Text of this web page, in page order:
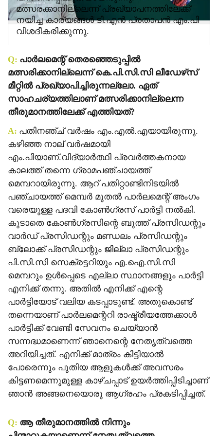
മത്സരക്കാനില്ലെന്ന് പ്രഖ്യാപനത്തിലേക്ക്
നയിച്ച കാര്യങ്ങള്‍ ടി.എന്‍ പ്രതാപന്‍ എം.പി
വിശദീകരിക്കുന്നു.
Q: പാര്‍ലമെന്റ് തെരഞ്ഞെടുപ്പില്‍
മത്സരിക്കാനില്ലെന്ന് കെ.പി.സി.സി ലീഡേഴ്‌സ്
മീറ്റില്‍ പ്രഖ്യാപിച്ചിരുന്നല്ലോ. ഏത്
സാഹചര്യത്തിലാണ് മത്സരിക്കാനില്ലെന്ന
തീരുമാനത്തിലേക്ക് എത്തിയത്?
A: പതിനഞ്ച് വര്‍ഷം എം.എല്‍.എയായിരുന്നു.
കഴിഞ്ഞ നാല് വര്‍ഷമായി
എം.പിയാണ്.വിദ്യാര്‍ത്ഥി പ്രവര്‍ത്തകനായ
കാലത്ത് തന്നെ ഗ്രാമപഞ്ചായത്ത്
മെമ്പറായിരുന്നു. ആറ് പതിറ്റാണ്ടിനിടയില്‍
പഞ്ചായത്ത് മെമ്പര്‍ മുതല്‍ പാര്‍ലമെന്റ് അംഗം
വരെയുള്ള പദവി കോണ്‍ഗ്രസ് പാര്‍ട്ടി നല്‍കി.
കൂടാതെ കോണ്‍ഗ്രസിന്റെ ബൂത്ത് പ്രസിഡന്റും
വാര്‍ഡ് പ്രസിഡന്റും മണ്ഡലം പ്രസിഡന്റും
ബ്ലോക്ക് പ്രസിഡന്റും ജില്ലാ പ്രസിഡന്റും
പി.സി.സി സെക്രട്ടറിയും എ.ഐ.സി.സി
മെമ്പറും ഉള്‍പ്പെടെ എല്ലാ സ്ഥാനങ്ങളും പാര്‍ട്ടി
എനിക്ക് തന്നു. അതില്‍ എനിക്ക് എന്റെ
പാര്‍ട്ടിയോട് വലിയ കടപ്പാടുണ്ട്. അതുകൊണ്ട്
തന്നെയാണ് പാര്‍ലമെന്ററി രാഷ്ട്രീയത്തേക്കാള്‍
പാര്‍ട്ടിക്ക് വേണ്ടി സേവനം ചെയ്യാന്‍
സന്നദ്ധമാണെന്ന് ഞാനെന്റെ നേതൃത്വത്തെ
അറിയിച്ചത്. എനിക്ക് മാത്രം കിട്ടിയാല്‍
പോരെന്നും പുതിയ ആളുകള്‍ക്ക് അവസരം
കിട്ടണമെന്നുമുള്ള കാഴ്ചപ്പാട് ഉയര്‍ത്തിപ്പിടിച്ചാണ്
ഞാന്‍ അങ്ങനെയൊരു ആഗ്രഹം പ്രകടിപ്പിച്ചത്.
Q: ആ തീരുമാനത്തില്‍ നിന്നും